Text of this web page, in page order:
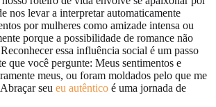
nos levar a interpretar automaticamente
por mulheres como amizade intensa ou
porque a possibilidade de romance não
essa influência social é um passo
que você pergunte: Meus sentimentos e
meus, ou foram moldados pelo que me
seu eu autêntico é uma jornada de